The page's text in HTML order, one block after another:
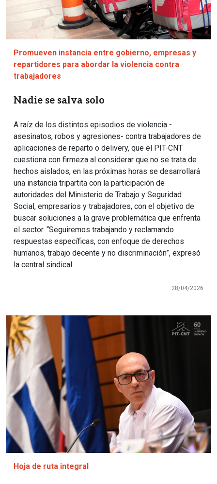
Promueven instancia entre gobierno, empresas y
repartidores para abordar la violencia contra
trabajadores
Nadie se salva solo
A raíz de los distintos episodios de violencia -
asesinatos, robos y agresiones- contra trabajadores de
aplicaciones de reparto o delivery, que el PIT-CNT
cuestiona con firmeza al considerar que no se trata de
hechos aislados, en las próximas horas se desarrollará
una instancia tripartita con la participación de
autoridades del Ministerio de Trabajo y Seguridad
Social, empresarios y trabajadores, con el objetivo de
buscar soluciones a la grave problemática que enfrenta
el sector. “Seguiremos trabajando y reclamando
respuestas específicas, con enfoque de derechos
humanos, trabajo decente y no discriminación”, expresó
la central sindical.
28/04/2026
Imagen
Hoja de ruta integral